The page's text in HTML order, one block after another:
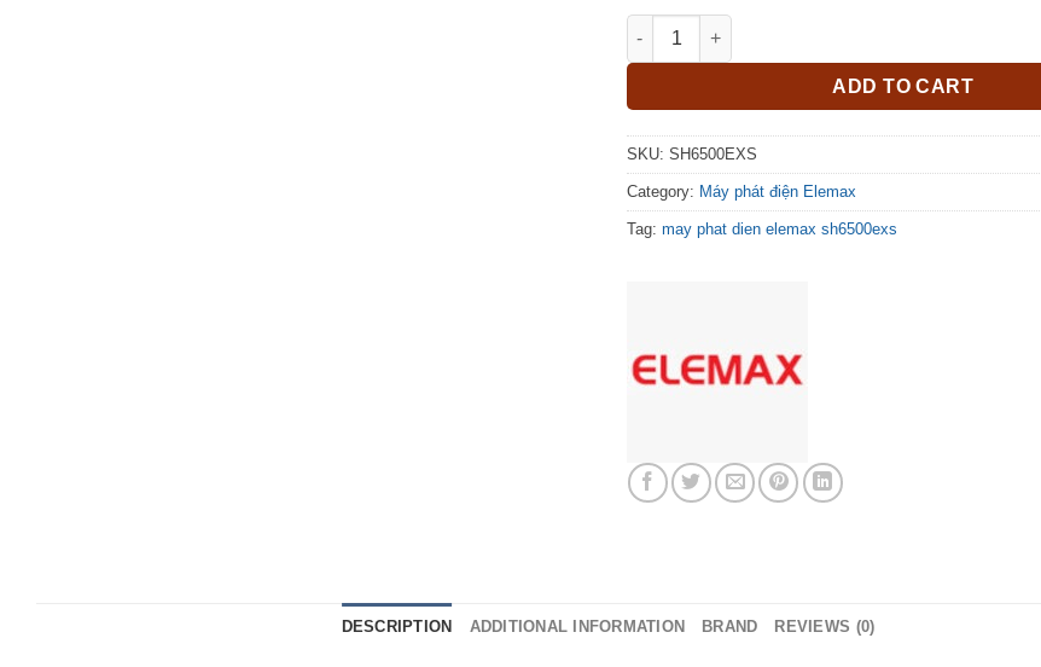
Máy phát điện ELEMAX SH6500EXS quantity
ADD TO CART
SKU: SH6500EXS
Category: Máy phát điện Elemax
Tag: may phat dien elemax sh6500exs
DESCRIPTION ADDITIONAL INFORMATION BRAND REVIEWS (0)